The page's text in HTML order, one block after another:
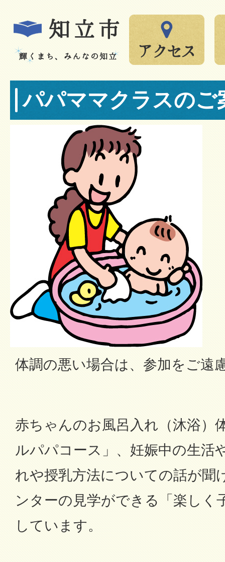
パパママクラスのご
体調の悪い場合は、参加をご遠
赤ちゃんのお風呂入れ（沐浴）
ルパパコース」、妊娠中の生活
れや授乳方法についての話が聞
ンターの見学ができる「楽しく
しています。